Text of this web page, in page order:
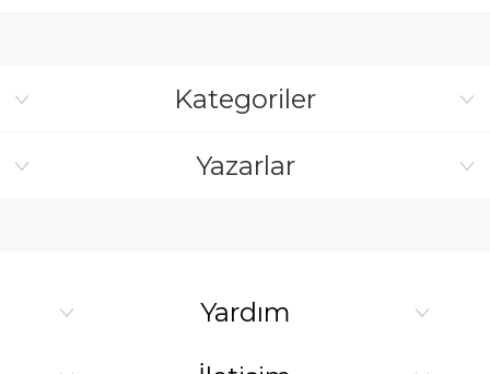
Kategoriler
Yazarlar
Yardım